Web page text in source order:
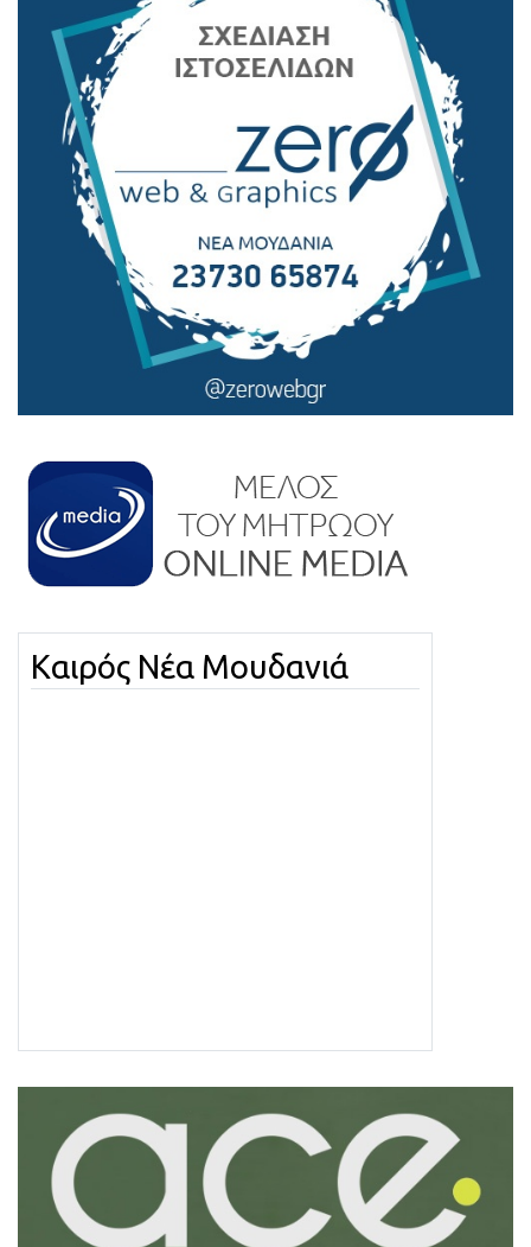
Καιρός Νέα Μουδανιά